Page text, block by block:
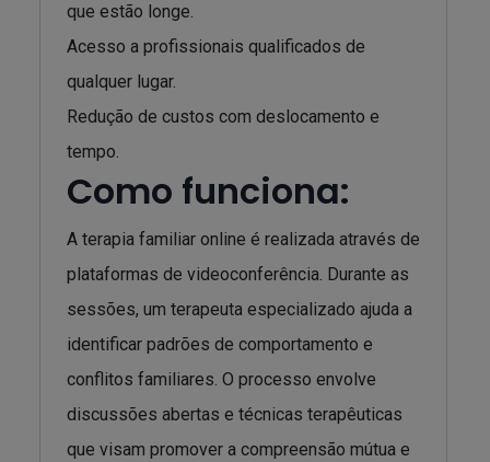
que estão longe.
Acesso a profissionais qualificados de
qualquer lugar.
Redução de custos com deslocamento e
tempo.
Como funciona:
A terapia familiar online é realizada através de
plataformas de videoconferência. Durante as
sessões, um terapeuta especializado ajuda a
identificar padrões de comportamento e
conflitos familiares. O processo envolve
discussões abertas e técnicas terapêuticas
que visam promover a compreensão mútua e